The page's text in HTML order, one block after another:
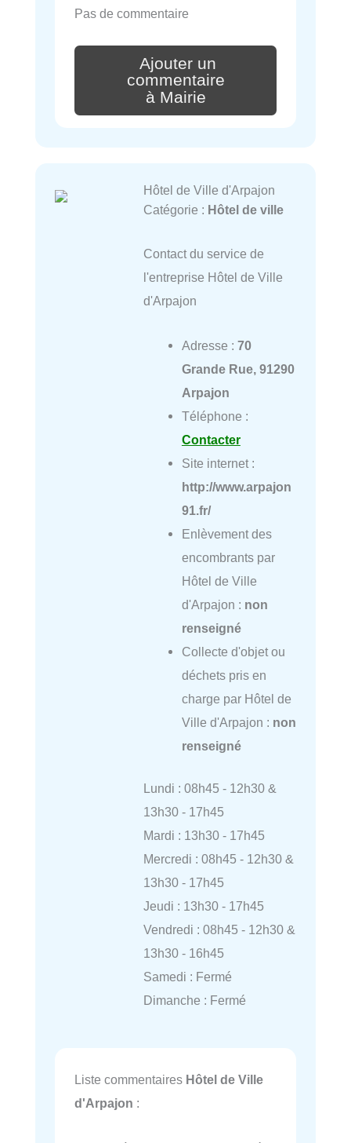
Pas de commentaire
Ajouter un
commentaire
à Mairie
Hôtel de Ville d'Arpajon
Catégorie : Hôtel de ville
Contact du service de
l'entreprise Hôtel de Ville
d'Arpajon
Adresse : 70
Grande Rue, 91290
Arpajon
Téléphone :
Contacter
Site internet :
http://www.arpajon
91.fr/
Enlèvement des
encombrants par
Hôtel de Ville
d'Arpajon : non
renseigné
Collecte d'objet ou
déchets pris en
charge par Hôtel de
Ville d'Arpajon : non
renseigné
Lundi : 08h45 - 12h30 &
13h30 - 17h45
Mardi : 13h30 - 17h45
Mercredi : 08h45 - 12h30 &
13h30 - 17h45
Jeudi : 13h30 - 17h45
Vendredi : 08h45 - 12h30 &
13h30 - 16h45
Samedi : Fermé
Dimanche : Fermé
Liste commentaires Hôtel de Ville
d'Arpajon :